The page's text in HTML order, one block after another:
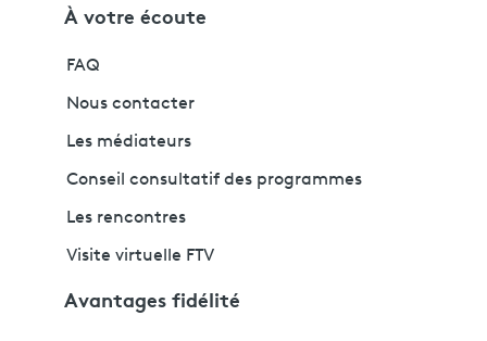
À votre écoute
FAQ
Nous contacter
Les médiateurs
Conseil consultatif des programmes
Les rencontres
Visite virtuelle FTV
Avantages fidélité